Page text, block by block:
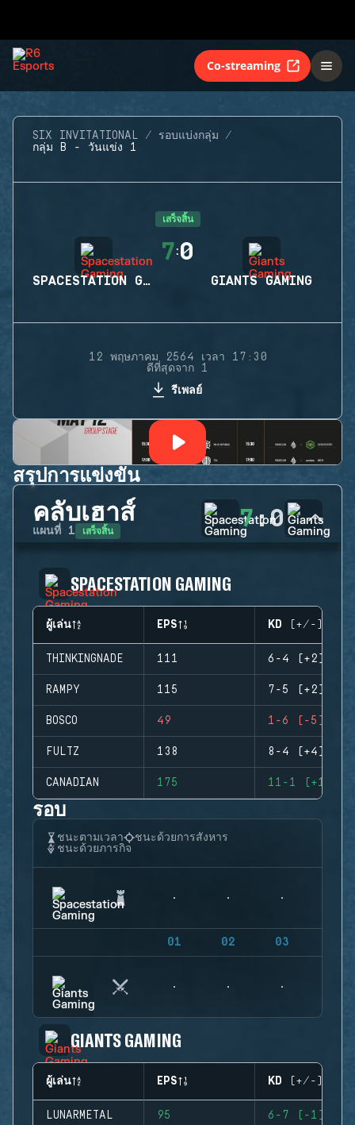
Co-streaming
SIX INVITATIONAL
รอบแบ่งกลุ่ม
กลุ่ม B - วันแข่ง 1
เสร็จสิ้น
SPACESTATION GAMING
7:0
GIANTS GAMING
12 พฤษภาคม 2564 เวลา 17:30
ดีที่สุดจาก 1
รีเพลย์
สรุปการแข่งขัน
คลับเฮาส์
แผนที่ 1 เสร็จสิ้น 7:0
SPACESTATION GAMING
ผู้เล่น EPS KD (+/-)
THINKINGNADE 111 6-4 (+2)
RAMPY 115 7-5 (+2)
BOSCO 49 1-6 (-5)
FULTZ 138 8-4 (+4)
CANADIAN 175 11-1 (+10)
รอบ
ชนะตามเวลา
ชนะด้วยการสังหาร
ชนะด้วยภารกิจ
01 02 03
GIANTS GAMING
ผู้เล่น EPS KD (+/-)
LUNARMETAL 95 6-7 (-1)